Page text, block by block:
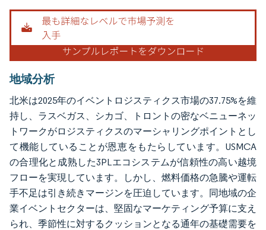
地域分析
北米は2025年のイベントロジスティクス市場の37.75%を維
持し、ラスベガス、シカゴ、トロントの密なベニューネッ
トワークがロジスティクスのマーシャリングポイントとし
て機能していることが恩恵をもたらしています。USMCA
の合理化と成熟した3PLエコシステムが信頼性の高い越境
フローを実現しています。しかし、燃料価格の急騰や運転
手不足は引き続きマージンを圧迫しています。同地域の企
業イベントセクターは、堅固なマーケティング予算に支え
られ、季節性に対するクッションとなる通年の基礎需要を